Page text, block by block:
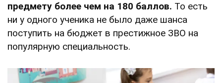
предмету более чем на 180 баллов. То есть
ни у одного ученика не было даже шанса
поступить на бюджет в престижное ЗВО на
популярную специальность.